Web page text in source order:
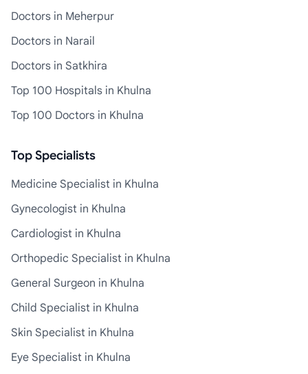
Doctors in Meherpur
Doctors in Narail
Doctors in Satkhira
Top 100 Hospitals in Khulna
Top 100 Doctors in Khulna
Top Specialists
Medicine Specialist in Khulna
Gynecologist in Khulna
Cardiologist in Khulna
Orthopedic Specialist in Khulna
General Surgeon in Khulna
Child Specialist in Khulna
Skin Specialist in Khulna
Eye Specialist in Khulna